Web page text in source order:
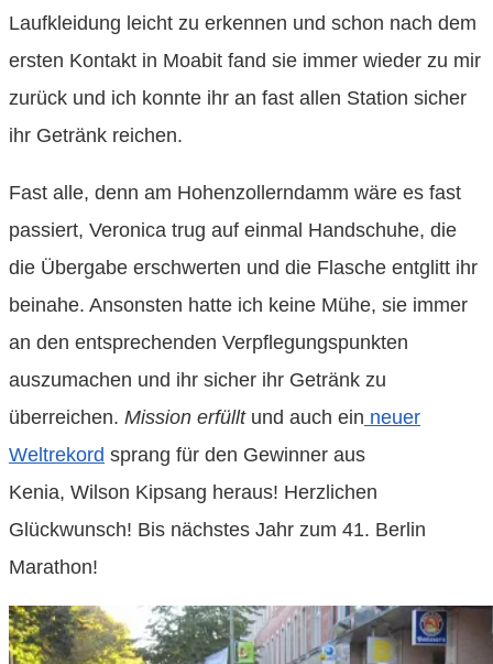
Laufkleidung leicht zu erkennen und schon nach dem
ersten Kontakt in Moabit fand sie immer wieder zu mir
zurück und ich konnte ihr an fast allen Station sicher
ihr Getränk reichen.
Fast alle, denn am Hohenzollerndamm wäre es fast
passiert, Veronica trug auf einmal Handschuhe, die
die Übergabe erschwerten und die Flasche entglitt ihr
beinahe. Ansonsten hatte ich keine Mühe, sie immer
an den entsprechenden Verpflegungspunkten
auszumachen und ihr sicher ihr Getränk zu
überreichen. Mission erfülltund auch ein neuer
Weltrekord sprang für den Gewinner aus
Kenia, Wilson Kipsang heraus! Herzlichen
Glückwunsch! Bis nächstes Jahr zum 41. Berlin
Marathon!